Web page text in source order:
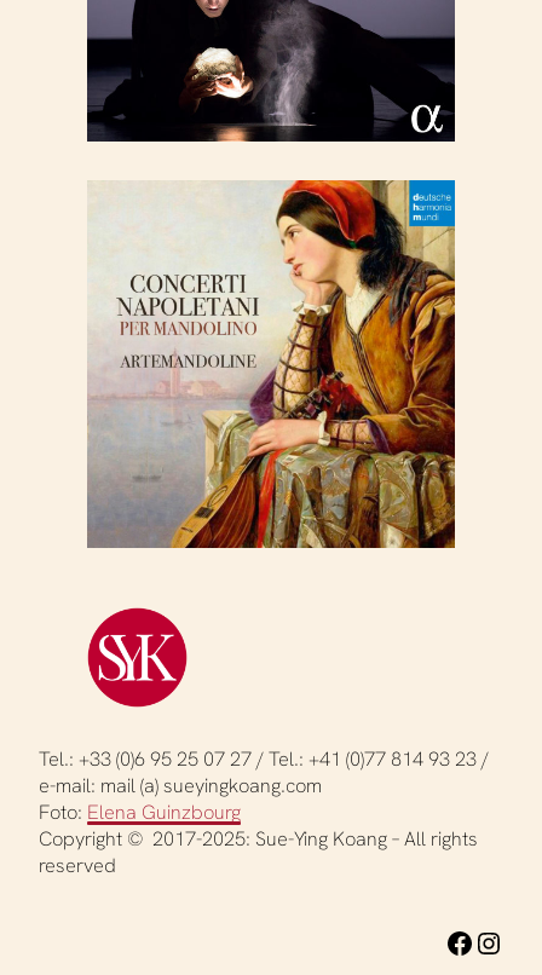
Tel.: +33 (0)6 95 25 07 27 / Tel.: +41 (0)77 814 93 23 /
e-mail: mail (a) sueyingkoang.com
Foto: Elena Guinzbourg
Copyright © 2017-2025: Sue-Ying Koang – All rights
reserved
Facebook Toto